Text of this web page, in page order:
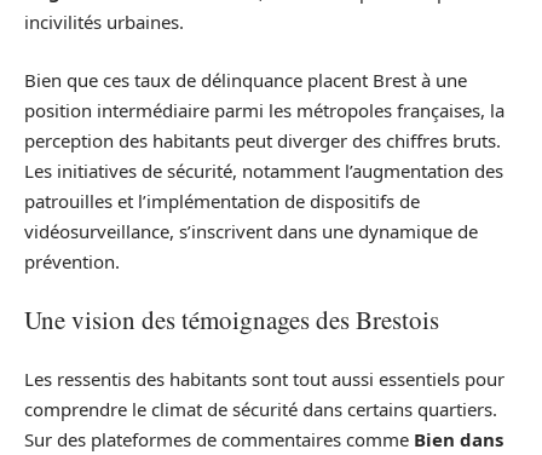
incivilités urbaines.
Bien que ces taux de délinquance placent Brest à une
position intermédiaire parmi les métropoles françaises, la
perception des habitants peut diverger des chiffres bruts.
Les initiatives de sécurité, notamment l’augmentation des
patrouilles et l’implémentation de dispositifs de
vidéosurveillance, s’inscrivent dans une dynamique de
prévention.
Une vision des témoignages des Brestois
Les ressentis des habitants sont tout aussi essentiels pour
comprendre le climat de sécurité dans certains quartiers.
Sur des plateformes de commentaires comme Bien dans